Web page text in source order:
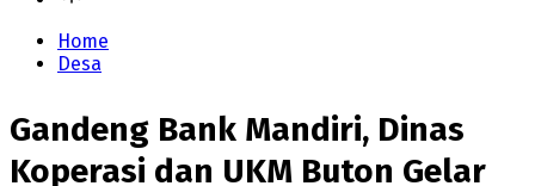
Home
Desa
Gandeng Bank Mandiri, Dinas
Koperasi dan UKM Buton Gelar